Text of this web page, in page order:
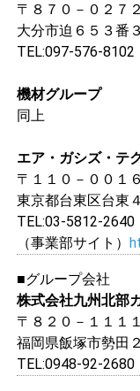
〒８７０－０２７２
大分市迫６５３番
TEL:097-576-
機材グループ
同上
エア・ガシズ・テ
〒１１０－００１６
東京都台東区台東
TEL:03-5812-
（事業部サイト）
■グループ会社
株式会社九州北部
〒８２０－１１１１
福岡県飯塚市勢田
TEL:0948-92-